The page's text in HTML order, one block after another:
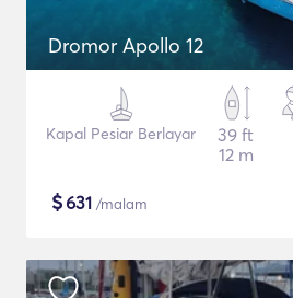
Dromor Apollo 12
Kapal Pesiar Berlayar
39 ft
12 m
$631 /malam